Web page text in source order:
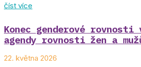
číst více
Konec genderové
agendy rovnosti žen a
22. května 2026